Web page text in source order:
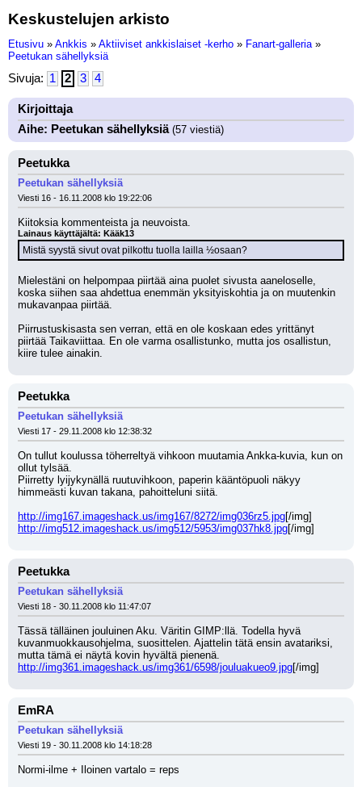
Keskustelujen arkisto
Etusivu » Ankkis » Aktiiviset ankkislaiset -kerho » Fanart-galleria »
Peetukan sähellyksiä
Sivuja: 1 2 3 4
Kirjoittaja
Aihe: Peetukan sähellyksiä(57 viestiä)
Peetukka
Peetukan sähellyksiä
Viesti 16 - 16.11.2008 klo 19:22:06
Kiitoksia kommenteista ja neuvoista.
Lainaus käyttäjältä: Kääk13
Mistä syystä sivut ovat pilkottu tuolla lailla ½osaan?
Mielestäni on helpompaa piirtää aina puolet sivusta aaneloselle,
koska siihen saa ahdettua enemmän yksityiskohtia ja on muutenkin
mukavanpaa piirtää.
Piirrustuskisasta sen verran, että en ole koskaan edes yrittänyt
piirtää Taikaviittaa. En ole varma osallistunko, mutta jos osallistun,
kiire tulee ainakin.
Peetukka
Peetukan sähellyksiä
Viesti 17 - 29.11.2008 klo 12:38:32
On tullut koulussa töherreltyä vihkoon muutamia Ankka-kuvia, kun on
ollut tylsää.
Piirretty lyijykynällä ruutuvihkoon, paperin kääntöpuoli näkyy
himmeästi kuvan takana, pahoitteluni siitä.
http://img167.imageshack.us/img167/8272/img036rz5.jpg[/img]
http://img512.imageshack.us/img512/5953/img037hk8.jpg[/img]
Peetukka
Peetukan sähellyksiä
Viesti 18 - 30.11.2008 klo 11:47:07
Tässä tälläinen jouluinen Aku. Väritin GIMP:llä. Todella hyvä
kuvanmuokkausohjelma, suosittelen. Ajattelin tätä ensin avatariksi,
mutta tämä ei näytä kovin hyvältä pienenä.
http://img361.imageshack.us/img361/6598/jouluakueo9.jpg[/img]
EmRA
Peetukan sähellyksiä
Viesti 19 - 30.11.2008 klo 14:18:28
Normi-ilme + Iloinen vartalo = reps